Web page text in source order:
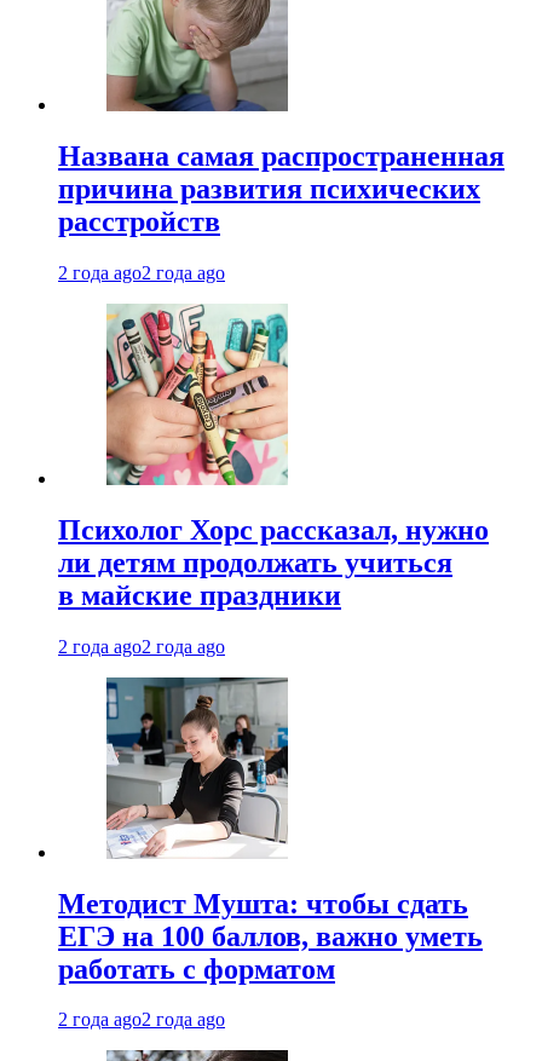
Названа самая распространенная
причина развития психических
расстройств
2 года ago2 года ago
Психолог Хорс рассказал, нужно
ли детям продолжать учиться
в майские праздники
2 года ago2 года ago
Методист Мушта: чтобы сдать
ЕГЭ на 100 баллов, важно уметь
работать с форматом
2 года ago2 года ago